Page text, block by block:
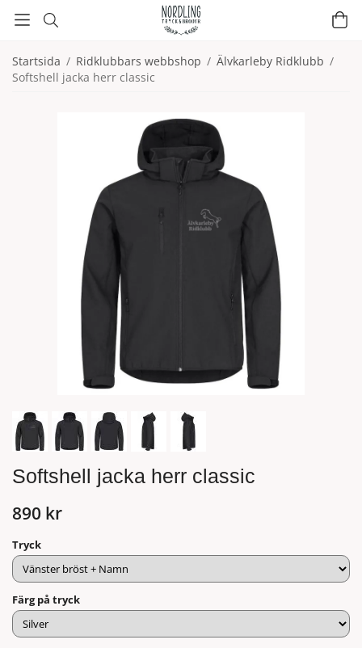
Startsida / Ridklubbars webbshop / Älvkarleby Ridklubb /
Softshell jacka herr classic
Softshell jacka herr classic
890 kr
Tryck
Färg på tryck